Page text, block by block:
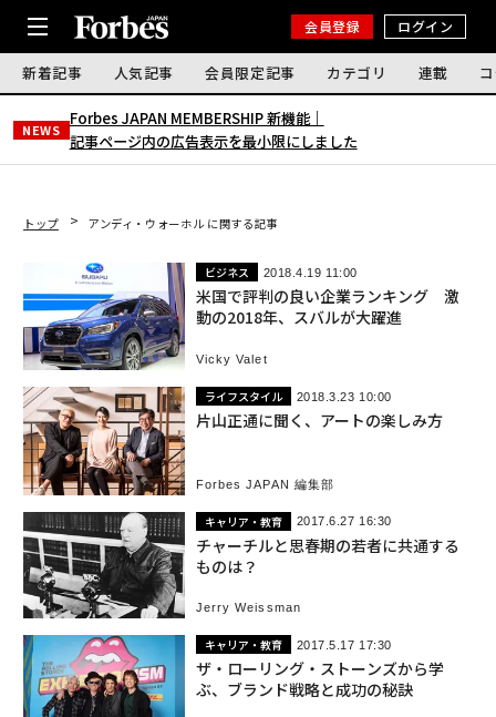
会員登録 ログイン
新着記事 人気記事 会員限定記事 カテゴリ 連載
NEWS
Forbes JAPAN MEMBERSHIP 新機能｜
記事ページ内の広告表示を最小限にしました
トップ アンディ・ウォーホル に関する記事
ビジネス 2018.4.19 11:00
米国で評判の良い企業ランキング 激
動の2018年、スバルが大躍進
Vicky Valet
ライフスタイル 2018.3.23 10:00
片山正通に聞く、アートの楽しみ方
Forbes JAPAN 編集部
キャリア・教育 2017.6.27 16:30
チャーチルと思春期の若者に共通する
ものは？
Jerry Weissman
キャリア・教育 2017.5.17 17:30
ザ・ローリング・ストーンズから学
ぶ、ブランド戦略と成功の秘訣